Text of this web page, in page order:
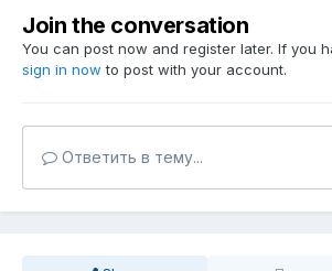
Join the conversation
You can post now and register later. If you
sign in now to post with your account.
Ответить в тему...